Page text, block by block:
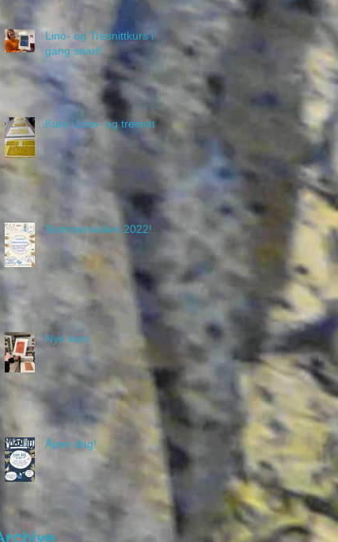
Lino- og Tresnittkurs i
gang snart!
Kurs i Lino- og tresnitt
Sommerskolen 2022!
Nye kurs
Åpen dag!